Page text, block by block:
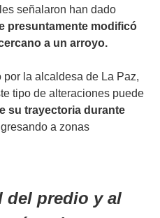
señalaron han dado
presuntamente modificó
a un arroyo.
la alcaldesa de La Paz,
tipo de alteraciones puede
su trayectoria durante
a zonas
del predio y al